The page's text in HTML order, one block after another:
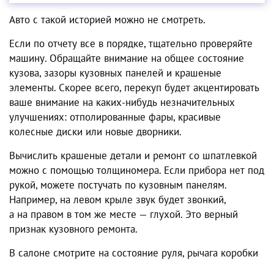
Авто с такой историей можно не смотреть.
Если по отчету все в порядке, тщательно проверяйте
машину. Обращайте внимание на общее состояние
кузова, зазоры кузовных панелей и крашеные
элементы. Скорее всего, перекуп будет акцентировать
ваше внимание на каких-нибудь незначительных
улучшениях: отполированные фары, красивые
колесные диски или новые дворники.
Вычислить крашеные детали и ремонт со шпатлевкой
можно с помощью толщиномера. Если прибора нет под
рукой, можете постучать по кузовным панелям.
Например, на левом крыле звук будет звонкий,
а на правом в том же месте — глухой. Это верный
признак кузовного ремонта.
В салоне смотрите на состояние руля, рычага коробки